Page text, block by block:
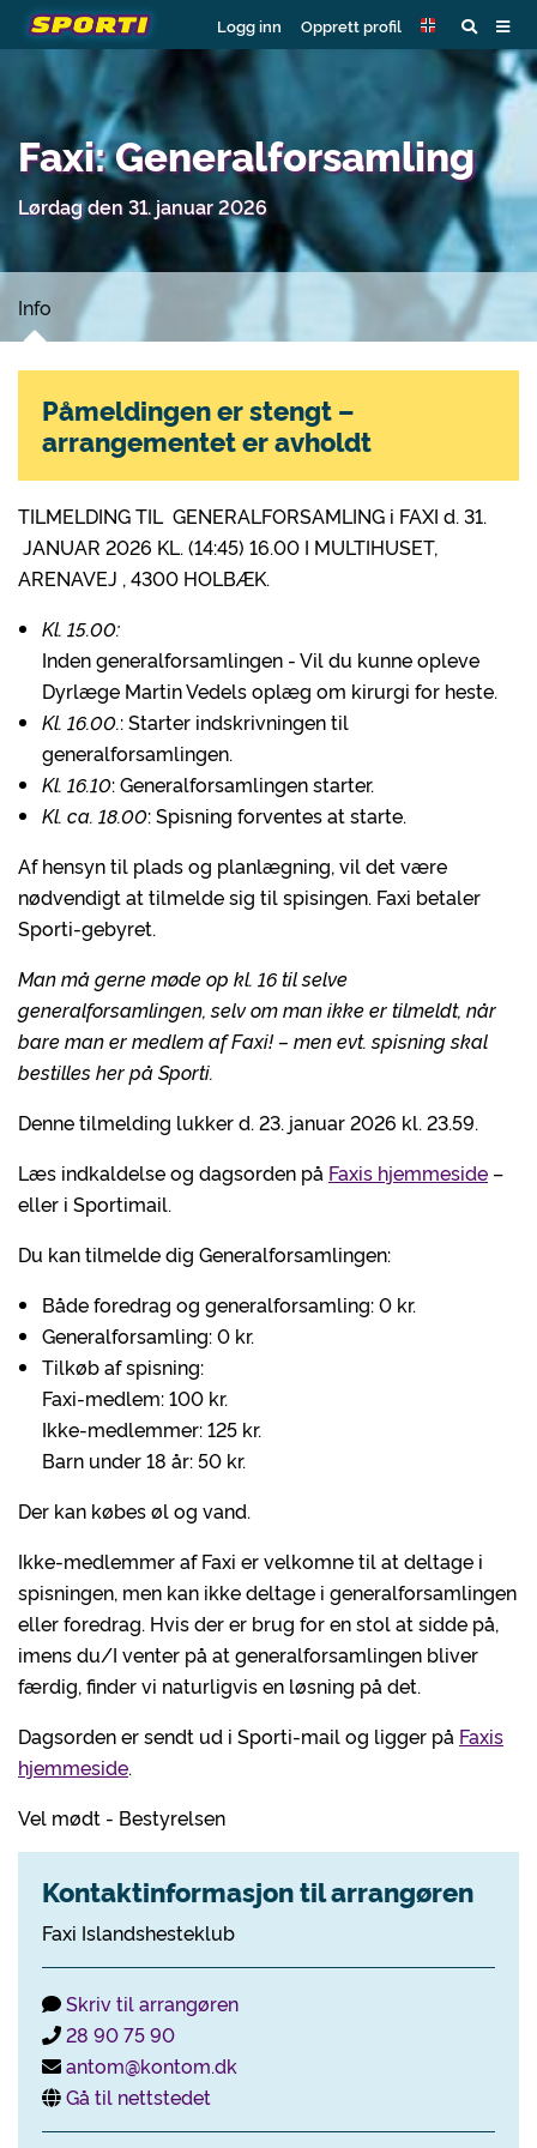
Logg inn Opprett profil
Faxi: Generalforsamling
Lørdag den 31. januar 2026
Info
TILMELDING TIL GENERALFORSAMLING i FAXI d. 31.
JANUAR 2026 KL. (14:45) 16.00 I MULTIHUSET,
ARENAVEJ , 4300 HOLBÆK.
Kl. 15.00:
Inden generalforsamlingen - Vil du kunne opleve
Dyrlæge Martin Vedels oplæg om kirurgi for heste.
Kl. 16.00.: Starter indskrivningen til
generalforsamlingen.
Kl. 16.10: Generalforsamlingen starter.
Kl. ca. 18.00: Spisning forventes at starte.
Af hensyn til plads og planlægning, vil det være
nødvendigt at tilmelde sig til spisingen. Faxi betaler
Sporti-gebyret.
Man må gerne møde op kl. 16 til selve
generalforsamlingen, selv om man ikke er tilmeldt, når
bare man er medlem af Faxi! – men evt. spisning skal
bestilles her på Sporti.
Denne tilmelding lukker d. 23. januar 2026 kl. 23.59.
Læs indkaldelse og dagsorden på Faxis hjemmeside –
eller i Sportimail.
Du kan tilmelde dig Generalforsamlingen:
Både foredrag og generalforsamling: 0 kr.
Generalforsamling: 0 kr.
Tilkøb af spisning:
Faxi-medlem: 100 kr.
Ikke-medlemmer: 125 kr.
Barn under 18 år: 50 kr.
Der kan købes øl og vand.
Ikke-medlemmer af Faxi er velkomne til at deltage i
spisningen, men kan ikke deltage i generalforsamlingen
eller foredrag. Hvis der er brug for en stol at sidde på,
imens du/I venter på at generalforsamlingen bliver
færdig, finder vi naturligvis en løsning på det.
Dagsorden er sendt ud i Sporti-mail og ligger på Faxis
hjemmeside.
Vel mødt - Bestyrelsen
Kontaktinformasjon til arrangøren
Faxi Islandshesteklub
Skriv til arrangøren
28 90 75 90
antom@kontom.dk
Gå til nettstedet
Påmeldingen er stengt –
arrangementet er avholdt